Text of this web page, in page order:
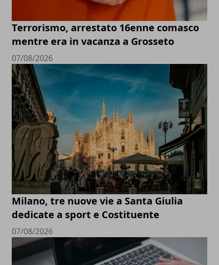
Terrorismo, arrestato 16enne comasco
mentre era in vacanza a Grosseto
07/08/2026
Milano, tre nuove vie a Santa Giulia
dedicate a sport e Costituente
07/08/2026